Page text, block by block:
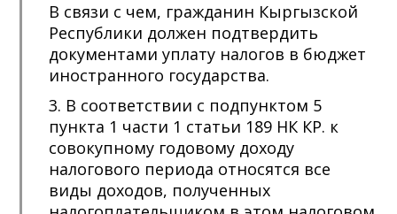
В связи с чем, гражданин Кыргызской
Республики должен подтвердить
документами уплату налогов в бюджет
иностранного государства.
3. В соответствии с подпунктом 5
пункта 1 части 1 статьи 189 НК КР. к
совокупному годовому доходу
налогового периода относятся все
виды доходов, полученных